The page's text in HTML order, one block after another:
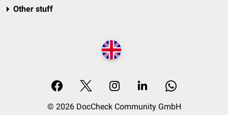
Other stuff
© 2026 DocCheck Community GmbH